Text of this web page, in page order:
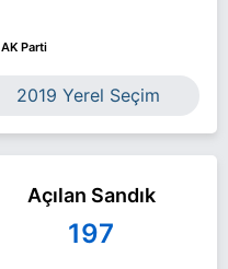
AK Parti
2019 Yerel Seçim
Açılan Sandık
197